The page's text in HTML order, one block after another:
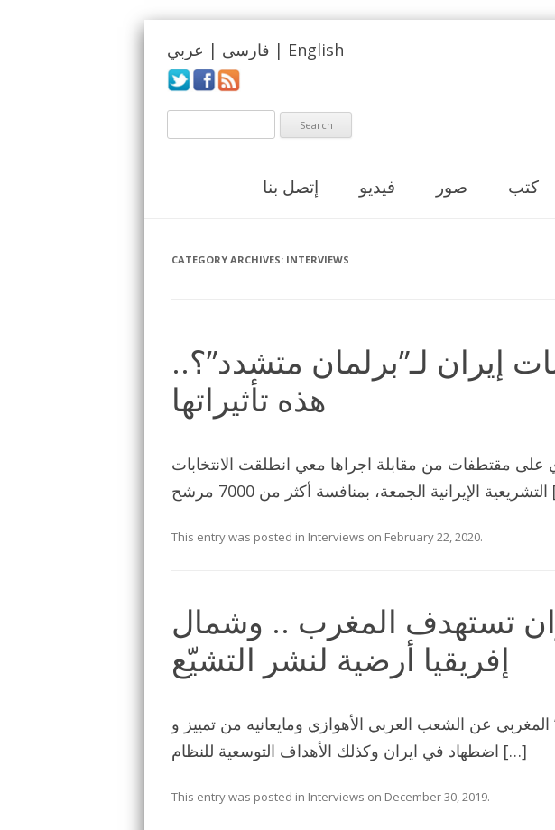
فارسی | عربي | English
إتصل بنا فيديو صور كتب
CATEGORY ARCHIVES: INTERVIEWS
إيران لـ”برلمان متشدد”؟..
هذه تأثيراتها
الذي يحوي على مقتطفات من مقابلة اجراها معي انطلقت الانتخابات
[…]
This entry was posted in Interviews on February 22, 2020.
تستهدف المغرب .. وشمال
إفريقيا أرضية لنشر التشيّع
عن الشعب العربي الأهوازي ومايعانيه من تمييز و
اضطهاد في ايران وكذلك الأهداف التوسعية للنظام […]
This entry was posted in Interviews on December 30, 2019.